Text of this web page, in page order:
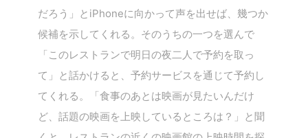
だろう」とiPhoneに向かって声を出せば、幾つか
候補を示してくれる。そのうちの一つを選んで
「このレストランで明日の夜二人で予約を取っ
て」と話かけると、予約サービスを通じて予約し
てくれる。「食事のあとは映画が見たいんだけ
ど、話題の映画を上映しているところは？」と聞